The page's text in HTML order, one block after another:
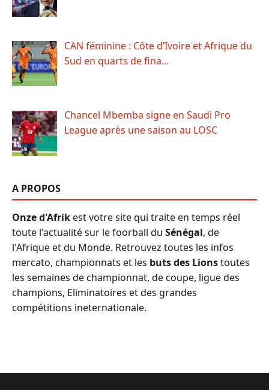
CAN féminine : Côte d’Ivoire et Afrique du
Sud en quarts de fina…
Chancel Mbemba signe en Saudi Pro
League après une saison au LOSC
A PROPOS
Onze d'Afrikest votre site qui traite en temps réel
toute l'actualité sur le foorball du Sénégal, de
l'Afrique et du Monde. Retrouvez toutes les infos
mercato, championnats et les buts des Lionstoutes
les semaines de championnat, de coupe, ligue des
champions, Eliminatoires et des grandes
compétitions ineternationale.